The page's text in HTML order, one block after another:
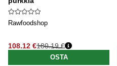
Rawfoodshop
108.12 €
Normaali hinta
180.19 €
OSTA